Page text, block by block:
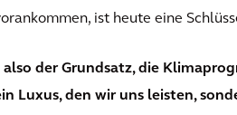
ist heute eine
der Grundsatz, die
Luxus, den wir uns leisten,